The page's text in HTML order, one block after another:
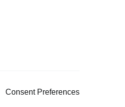
Consent Preferences